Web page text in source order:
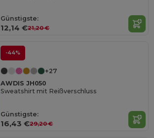
Günstigste:
12,14 €21,20 €
-44%
+27
AWDIS JH050
Sweatshirt mit Reißverschluss
Günstigste:
16,43 €29,20 €